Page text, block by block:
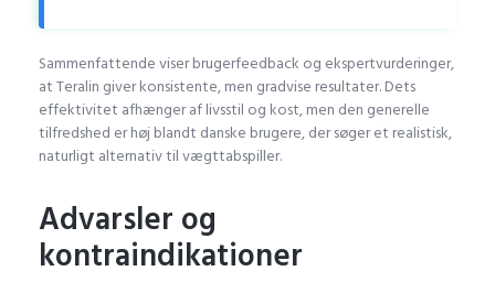
Sammenfattende viser brugerfeedback og ekspertvurderinger,
at Teralin giver konsistente, men gradvise resultater. Dets
effektivitet afhænger af livsstil og kost, men den generelle
tilfredshed er høj blandt danske brugere, der søger et realistisk,
naturligt alternativ til vægttabspiller.
Advarsler og
kontraindikationer